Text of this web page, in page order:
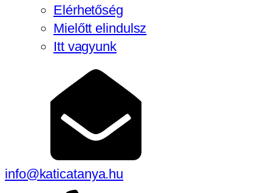
Elérhetőség
Mielőtt elindulsz
Itt vagyunk
info@katicatanya.hu